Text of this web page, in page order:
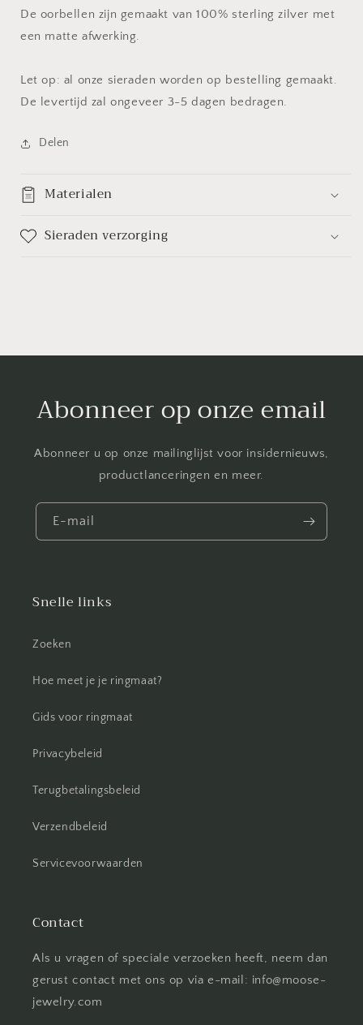
De oorbellen zijn gemaakt van 100% sterling zilver met
een matte afwerking.
Let op: al onze sieraden worden op bestelling gemaakt.
De levertijd zal ongeveer 3-5 dagen bedragen.
Delen
Materialen
Sieraden verzorging
Abonneer op onze email
Abonneer u op onze mailinglijst voor insidernieuws,
productlanceringen en meer.
E-mail
Snelle links
Zoeken
Hoe meet je je ringmaat?
Gids voor ringmaat
Privacybeleid
Terugbetalingsbeleid
Verzendbeleid
Servicevoorwaarden
Contact
Als u vragen of speciale verzoeken heeft, neem dan
gerust contact met ons op via e-mail: info@moose-
jewelry.com